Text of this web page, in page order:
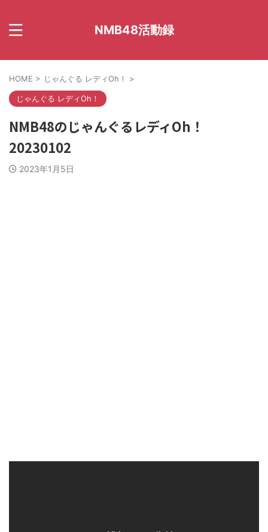
NMB48活動録
HOME > じゃんぐる レディOh！ >
じゃんぐる レディOh！
NMB48のじゃんぐるレディOh！
20230102
2023年1月5日